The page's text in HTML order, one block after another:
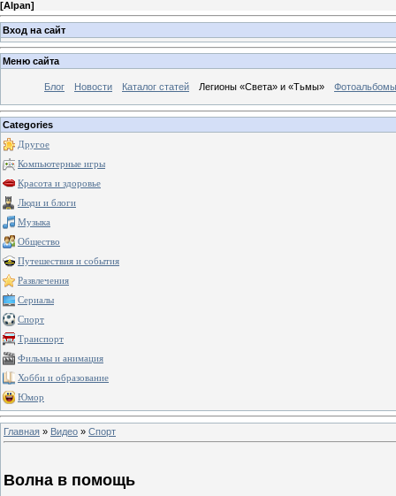
[Alpan]
Вход на сайт
Меню сайта
Блог Новости Каталог статей Легионы «Света» и «Тьмы» Фотоальбомы
Categories
Другое
Компьютерные игры
Красота и здоровье
Люди и блоги
Музыка
Общество
Путешествия и события
Развлечения
Сериалы
Спорт
Транспорт
Фильмы и анимация
Хобби и образование
Юмор
Главная » Видео » Спорт
Волна в помощь